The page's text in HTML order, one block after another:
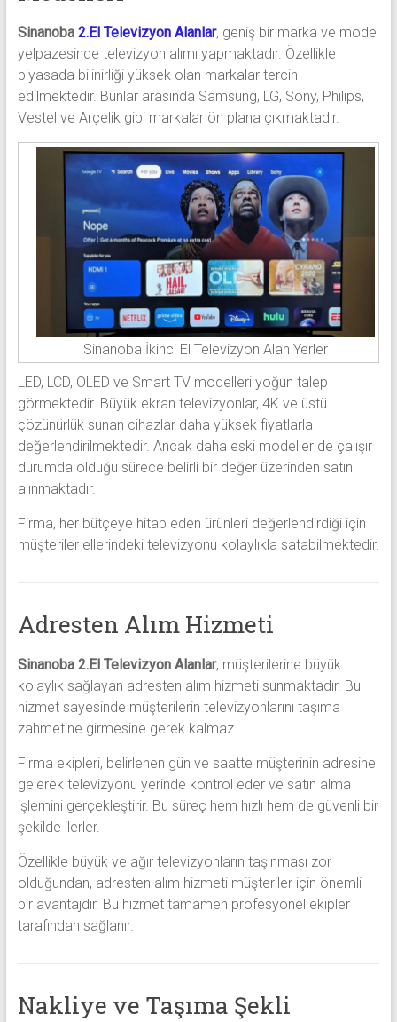
Sinanoba 2.El Televizyon Alanlar, geniş bir marka ve model
yelpazesinde televizyon alımı yapmaktadır. Özellikle
piyasada bilinirliği yüksek olan markalar tercih
edilmektedir. Bunlar arasında Samsung, LG, Sony, Philips,
Vestel ve Arçelik gibi markalar ön plana çıkmaktadır.
Sinanoba İkinci El Televizyon Alan Yerler
LED, LCD, OLED ve Smart TV modelleri yoğun talep
görmektedir. Büyük ekran televizyonlar, 4K ve üstü
çözünürlük sunan cihazlar daha yüksek fiyatlarla
değerlendirilmektedir. Ancak daha eski modeller de çalışır
durumda olduğu sürece belirli bir değer üzerinden satın
alınmaktadır.
Firma, her bütçeye hitap eden ürünleri değerlendirdiği için
müşteriler ellerindeki televizyonu kolaylıkla satabilmektedir.
Adresten Alım Hizmeti
Sinanoba 2.El Televizyon Alanlar, müşterilerine büyük
kolaylık sağlayan adresten alım hizmeti sunmaktadır. Bu
hizmet sayesinde müşterilerin televizyonlarını taşıma
zahmetine girmesine gerek kalmaz.
Firma ekipleri, belirlenen gün ve saatte müşterinin adresine
gelerek televizyonu yerinde kontrol eder ve satın alma
işlemini gerçekleştirir. Bu süreç hem hızlı hem de güvenli bir
şekilde ilerler.
Özellikle büyük ve ağır televizyonların taşınması zor
olduğundan, adresten alım hizmeti müşteriler için önemli
bir avantajdır. Bu hizmet tamamen profesyonel ekipler
tarafından sağlanır.
Nakliye ve Taşıma Şekli